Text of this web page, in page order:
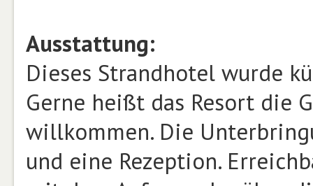
Ausstattung:
Dieses Strandhotel wurde
Gerne heißt das Resort die
willkommen. Die
und eine Rezeption.